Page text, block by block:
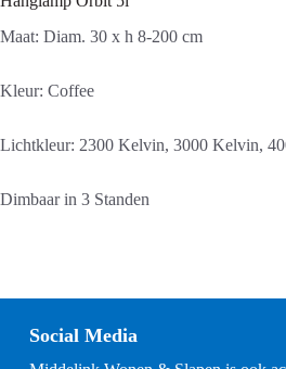
Maat: Diam. 30 x h 8-200 cm
Kleur: Coffee
Lichtkleur: 2300 Kelvin, 3000 Kelvin,
Dimbaar in 3 Standen
Social Media